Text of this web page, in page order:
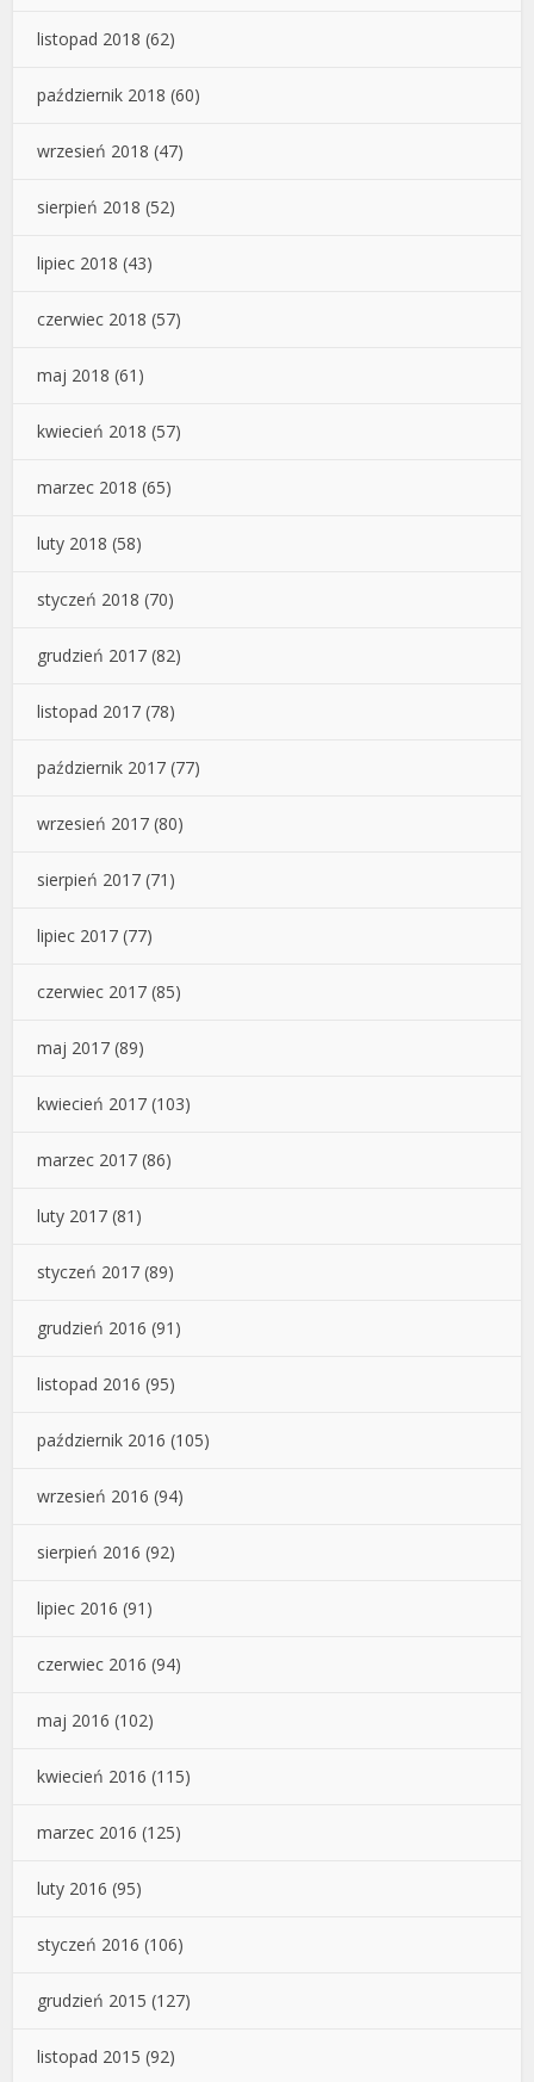
listopad 2018 (62)
październik 2018 (60)
wrzesień 2018 (47)
sierpień 2018 (52)
lipiec 2018 (43)
czerwiec 2018 (57)
maj 2018 (61)
kwiecień 2018 (57)
marzec 2018 (65)
luty 2018 (58)
styczeń 2018 (70)
grudzień 2017 (82)
listopad 2017 (78)
październik 2017 (77)
wrzesień 2017 (80)
sierpień 2017 (71)
lipiec 2017 (77)
czerwiec 2017 (85)
maj 2017 (89)
kwiecień 2017 (103)
marzec 2017 (86)
luty 2017 (81)
styczeń 2017 (89)
grudzień 2016 (91)
listopad 2016 (95)
październik 2016 (105)
wrzesień 2016 (94)
sierpień 2016 (92)
lipiec 2016 (91)
czerwiec 2016 (94)
maj 2016 (102)
kwiecień 2016 (115)
marzec 2016 (125)
luty 2016 (95)
styczeń 2016 (106)
grudzień 2015 (127)
listopad 2015 (92)